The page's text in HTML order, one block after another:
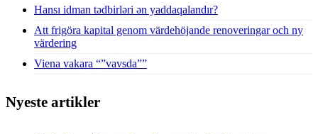
Hansı idman tədbirləri ən yaddaqalandır?
Att frigöra kapital genom värdehöjande renoveringar och ny
värdering
Viena vakara “”vavsda””
Nyeste artikler